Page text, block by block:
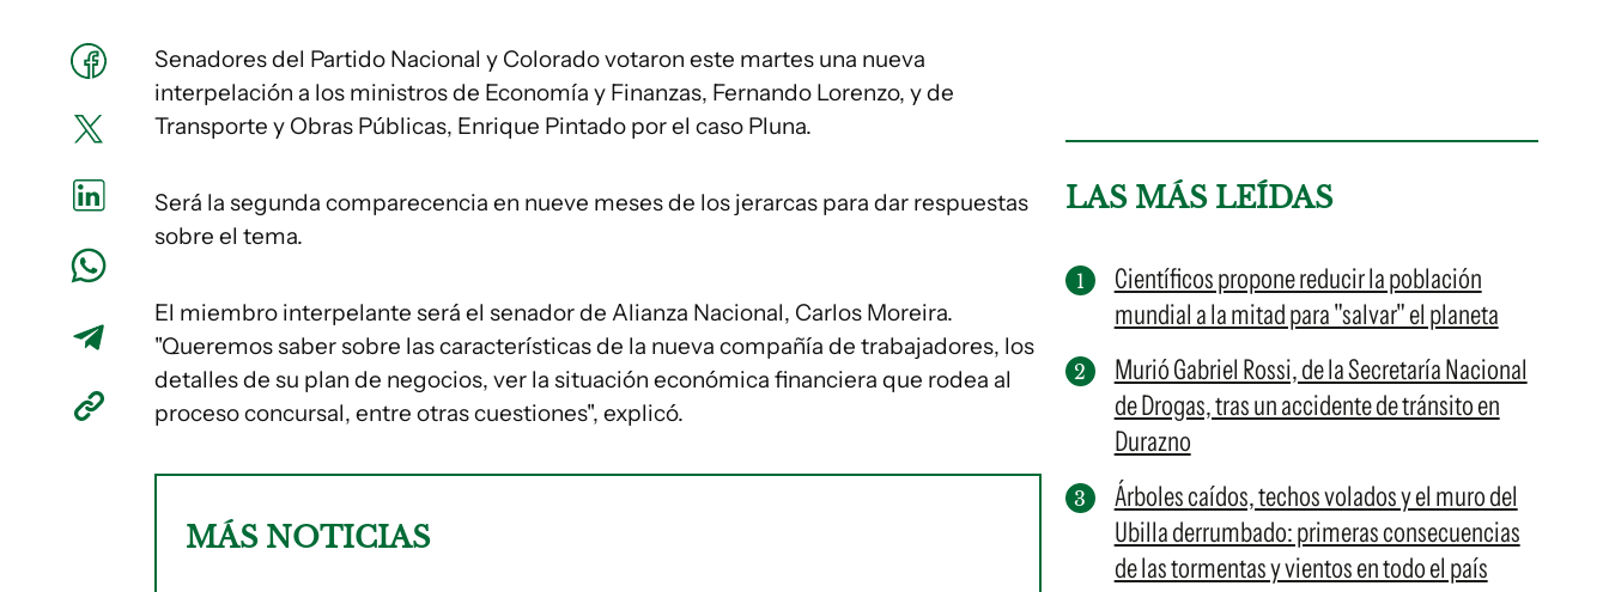
Senadores del Partido Nacional y Colorado votaron este martes una nueva
interpelación a los ministros de Economía y Finanzas, Fernando Lorenzo, y de
Transporte y Obras Públicas, Enrique Pintado por el caso Pluna.
Será la segunda comparecencia en nueve meses de los jerarcas para dar respuestas
sobre el tema.
El miembro interpelante será el senador de Alianza Nacional, Carlos Moreira.
"Queremos saber sobre las características de la nueva compañía de trabajadores, los
detalles de su plan de negocios, ver la situación económica financiera que rodea al
proceso concursal, entre otras cuestiones", explicó.
MÁS NOTICIAS
LAS MÁS LEÍDAS
Científicos propone reducir la población
mundial a la mitad para "salvar" el planeta
Murió Gabriel Rossi, de la Secretaría Nacional
de Drogas, tras un accidente de tránsito en
Durazno
Árboles caídos, techos volados y el muro del
Ubilla derrumbado: primeras consecuencias
de las tormentas y vientos en todo el país